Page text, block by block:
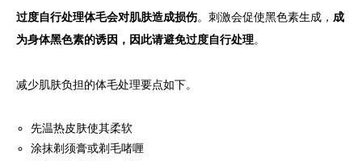
过度自行处理体毛会对肌肤造成损伤。刺激会促使黑色素生成， 成
为身体黑色素的诱因，因此请避免过度自行处理。
减少肌肤负担的体毛处理要点如下。
先温热皮肤使其柔软
涂抹剃须膏或剃毛啫喱